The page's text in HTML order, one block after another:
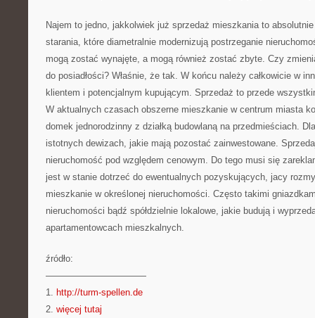
Najem to jedno, jakkolwiek już sprzedaż mieszkania to
starania, które diametralnie modernizują postrzeganie
mogą zostać wynajęte, a mogą również zostać zbyte. Czy
do posiadłości? Właśnie, że tak. W końcu należy całkowicie w
klientem i potencjalnym kupującym. Sprzedaż to przede
W aktualnych czasach obszerne mieszkanie w centrum miasta
domek jednorodzinny z działką budowlaną na przedmieściach.
istotnych dewizach, jakie mają pozostać zainwestowane.
nieruchomość pod względem cenowym. Do tego musi się
jest w stanie dotrzeć do ewentualnych pozyskujących, jacy
mieszkanie w określonej nieruchomości. Często takimi
nieruchomości bądź spółdzielnie lokalowe, jakie budują i
apartamentowcach mieszkalnych.
źródło:
———————————
1. http://turm-spellen.de
2. więcej tutaj